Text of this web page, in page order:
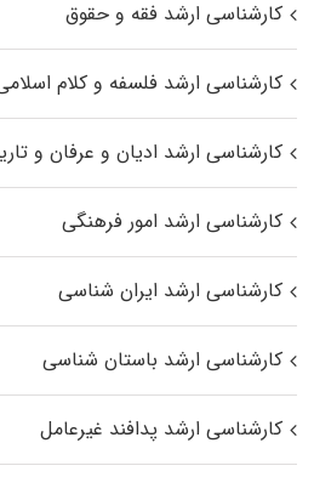
کارشناسی ارشد فقه و حقوق
کارشناسی ارشد فلسفه و کلام
کارشناسی ارشد ادیان و عرفان و
کارشناسی ارشد امور فرهنگی
کارشناسی ارشد ایران شناسی
کارشناسی ارشد باستان شناسی
کارشناسی ارشد پدافند غیرعامل